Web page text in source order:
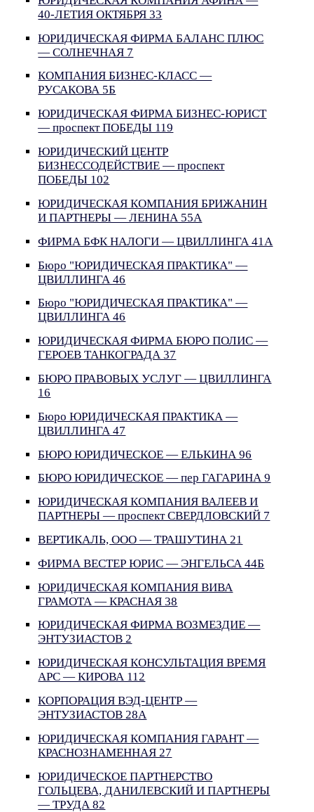
40-ЛЕТИЯ ОКТЯБРЯ 33
ЮРИДИЧЕСКАЯ ФИРМА БАЛАНС ПЛЮС
— СОЛНЕЧНАЯ 7
КОМПАНИЯ БИЗНЕС-КЛАСС —
РУСАКОВА 5Б
ЮРИДИЧЕСКАЯ ФИРМА БИЗНЕС-ЮРИСТ
— проспект ПОБЕДЫ 119
ЮРИДИЧЕСКИЙ ЦЕНТР
БИЗНЕССОДЕЙСТВИЕ — проспект
ПОБЕДЫ 102
ЮРИДИЧЕСКАЯ КОМПАНИЯ БРИЖАНИН
И ПАРТНЕРЫ — ЛЕНИНА 55А
ФИРМА БФК НАЛОГИ — ЦВИЛЛИНГА 41А
Бюро "ЮРИДИЧЕСКАЯ ПРАКТИКА" —
ЦВИЛЛИНГА 46
Бюро "ЮРИДИЧЕСКАЯ ПРАКТИКА" —
ЦВИЛЛИНГА 46
ЮРИДИЧЕСКАЯ ФИРМА БЮРО ПОЛИС —
ГЕРОЕВ ТАНКОГРАДА 37
БЮРО ПРАВОВЫХ УСЛУГ — ЦВИЛЛИНГА
16
Бюро ЮРИДИЧЕСКАЯ ПРАКТИКА —
ЦВИЛЛИНГА 47
БЮРО ЮРИДИЧЕСКОЕ — ЕЛЬКИНА 96
БЮРО ЮРИДИЧЕСКОЕ — пер ГАГАРИНА 9
ЮРИДИЧЕСКАЯ КОМПАНИЯ ВАЛЕЕВ И
ПАРТНЕРЫ — проспект СВЕРДЛОВСКИЙ 7
ВЕРТИКАЛЬ, ООО — ТРАШУТИНА 21
ФИРМА ВЕСТЕР ЮРИС — ЭНГЕЛЬСА 44Б
ЮРИДИЧЕСКАЯ КОМПАНИЯ ВИВА
ГРАМОТА — КРАСНАЯ 38
ЮРИДИЧЕСКАЯ ФИРМА ВОЗМЕЗДИЕ —
ЭНТУЗИАСТОВ 2
ЮРИДИЧЕСКАЯ КОНСУЛЬТАЦИЯ ВРЕМЯ
АРС — КИРОВА 112
КОРПОРАЦИЯ ВЭД-ЦЕНТР —
ЭНТУЗИАСТОВ 28А
ЮРИДИЧЕСКАЯ КОМПАНИЯ ГАРАНТ —
КРАСНОЗНАМЕННАЯ 27
ЮРИДИЧЕСКОЕ ПАРТНЕРСТВО
ГОЛЬЦЕВА, ДАНИЛЕВСКИЙ И ПАРТНЕРЫ
— ТРУДА 82